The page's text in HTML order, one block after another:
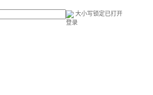
大小写锁定已打开
登录